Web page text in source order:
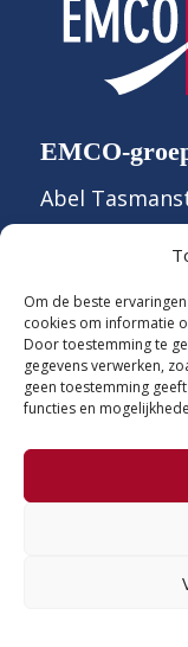
Om de beste
cookies om informatie
Door toestemming te
gegevens verwerken,
geen toestemming
functies en
EMCO-
Abel
7821 AN
0591 - 636
Volg ons
2026 © EMCO-groep